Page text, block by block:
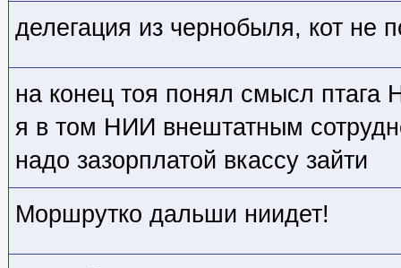
делегация из чернобыля, кот не
на конец тоя понял смысл птага
я в том НИИ внештатным
надо зазорплатой вкассу зайти
Моршрутко дальши ниидет!